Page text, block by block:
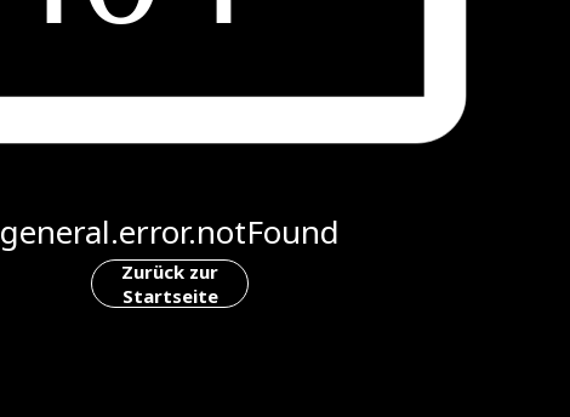
general.error.notFound
Zurück zur
Startseite